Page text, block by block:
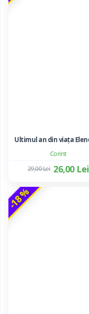
Corint
26,00 Lei
29,00 Lei
-18 %